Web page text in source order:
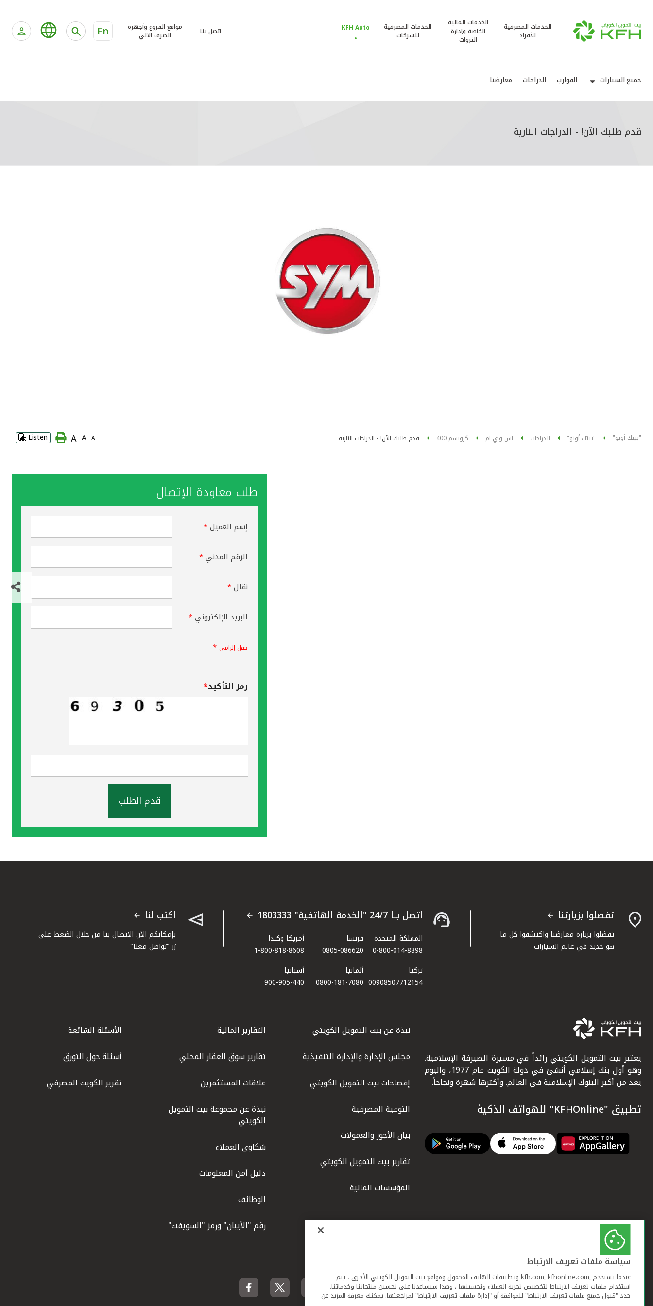
الخدمات المصرفية
للأفراد
الخدمات المالية
الخاصة وإدارة
الثروات
الخدمات المصرفية
للشركات
KFH Auto اتصل بنا
مواقع الفروع وأجهزة
الصرف الآلي
En
جميع السيارات القوارب الدراجات معارضنا
قدم طلبك الآن! - الدراجات النارية
"بيتك أوتو" "بيتك أوتو" الدراجات اس واي ام كرويسم 400 قدم طلبك الآن! - الدراجات النارية A
A
A
Listen
طلب معاودة الإتصال
إسم العميل*
الرقم المدني*
نقال*
البريد الإلكتروني*
حقل إلزامي *
رمز التأكيد*
قدم الطلب
تفضلوا بزيارتنا
تفضلوا بزيارة معارضنا واكتشفوا كل ما
هو جديد في عالم السيارات
اتصل بنا 24/7 "الخدمة الهاتفية" 1803333
المملكة المتحدة
0-800-014-8898
فرنسا
0805-086620
أمريكا وكندا
1-800-818-8608
تركيا
00908507712154​
ألمانيا
0800-181-7080
أسبانيا
900-905-440
اكتب لنا
بإمكانكم الآن الاتصال بنا من خلال الضغط على
زر "تواصل معنا"
يعتبر بيت التمويل الكويتي رائداً في مسيرة الصيرفة الإسلامية.
وهو أول بنك إسلامي أنشئ في دولة الكويت عام 1977، واليوم
يعد من أكبر البنوك الإسلامية في العالم. وأكثرها شهرة ونجاحاً.
تطبيق "KFHOnline" للهواتف الذكية
نبذة عن بيت التمويل الكويتي
مجلس الإدارة والإدارة التنفيذية
إفصاحات بيت التمويل الكويتي
التوعية المصرفية
بيان الأجور والعمولات
تقارير بيت التمويل الكويتي
المؤسسات المالية
التقارير المالية
تقارير سوق العقار المحلي
علاقات المستثمرين
نبذة عن مجموعة بيت التمويل
الكويتي
شكاوى العملاء
دليل أمن المعلومات
الوظائف
رقم "الآيبان" ورمز "السويفت"
الأسئلة الشائعة
أسئلة حول التورق
تقرير الكويت المصرفي
سياسة ملفات تعريف الارتباط
عندما تستخدم ,kfh.com, kfhonline.com وتطبيقات الهاتف المحمول ومواقع بيت التمويل الكويتي الأخرى ، يتم
استخدام ملفات تعريف الارتباط لتخصيص تجربة العملاء وتحسينها ، وهذا سيساعدنا على تحسين منتجاتنا وخدماتنا.
حدد "قبول جميع ملفات تعريف الارتباط" للموافقة أو "إدارة ملفات تعريف الارتباط" لمراجعتها. يمكنك معرفة المزيد عن